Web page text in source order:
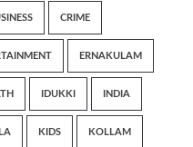
CRIME
ERNAKULAM
IDUKKI INDIA
KIDS KOLLAM